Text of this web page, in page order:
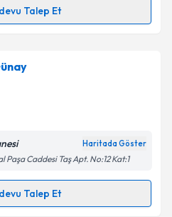
ilişkin
kişisel verilerimin belirtilen
Gönder
Talep Et
takvimi talebi
randevu almanız için bir
e-posta ile bilgilendireceğiz.
ilişkin
kişisel verilerimin belirtilen
Haritada Göster
Caddesi Taş Apt. No:12 Kat:1
Talep Et